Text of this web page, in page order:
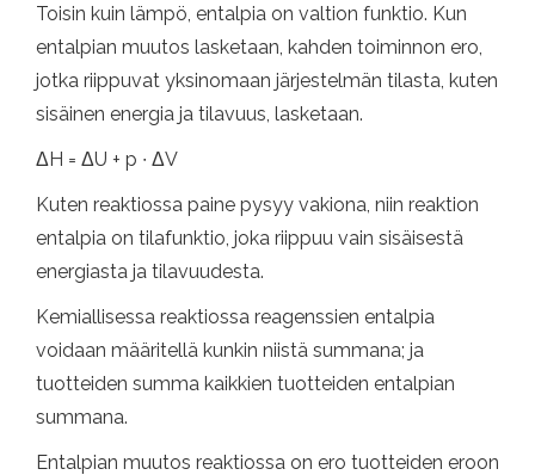
Toisin kuin lämpö, ​​entalpia on valtion funktio. Kun
entalpian muutos lasketaan, kahden toiminnon ero,
jotka riippuvat yksinomaan järjestelmän tilasta, kuten
sisäinen energia ja tilavuus, lasketaan.
ΔH = ΔU + p ∙ ΔV
Kuten reaktiossa paine pysyy vakiona, niin reaktion
entalpia on tilafunktio, joka riippuu vain sisäisestä
energiasta ja tilavuudesta.
Kemiallisessa reaktiossa reagenssien entalpia
voidaan määritellä kunkin niistä summana; ja
tuotteiden summa kaikkien tuotteiden entalpian
summana.
Entalpian muutos reaktiossa on ero tuotteiden eroon